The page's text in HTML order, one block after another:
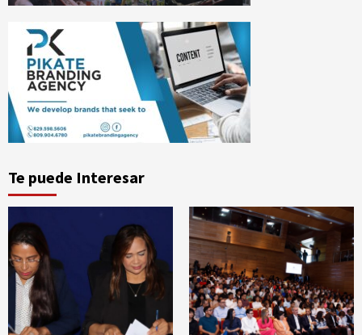
Te puede Interesar